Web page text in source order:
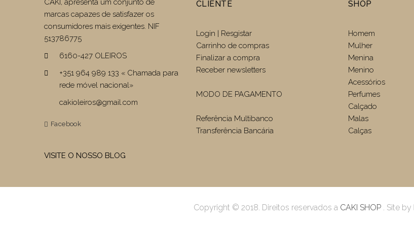
CAKI, apresenta um conjunto de
marcas capazes de satisfazer os
consumidores mais exigentes. NIF
513786775
6160-427 OLEIROS
+351 964 989 133 « Chamada para
rede móvel nacional»
cakioleiros@gmail.com
Facebook
VISITE O NOSSO BLOG
CLIENTE
Login | Resgistar
Carrinho de compras
Finalizar a compra
Receber newsletters
MODO DE PAGAMENTO
Referência Multibanco
Transferência Bancária
SHOP
Homem
Mulher
Menina
Menino
Acessórios
Perfumes
Calçado
Malas
Calças
Copyright © 2018. Direitos reservados a CAKI SHOP . Site by